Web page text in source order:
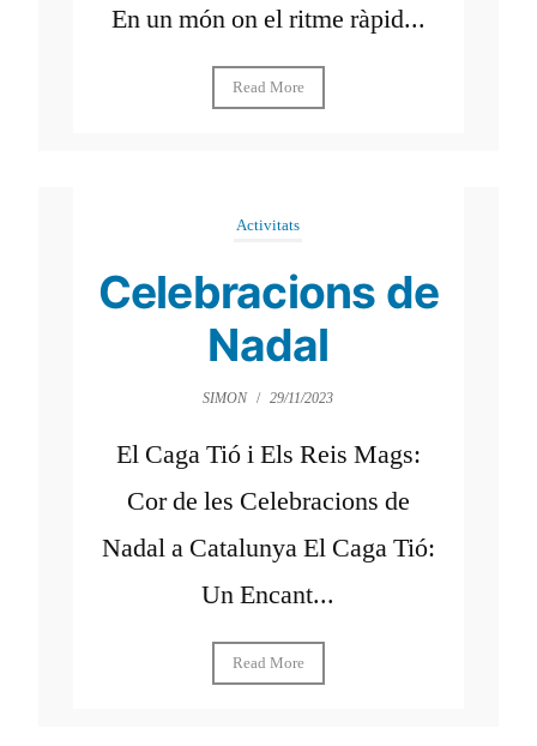
En un món on el ritme ràpid...
Read More
Activitats
Celebracions de
Nadal
SIMON / 29/11/2023
El Caga Tió i Els Reis Mags:
Cor de les Celebracions de
Nadal a Catalunya El Caga Tió:
Un Encant...
Read More